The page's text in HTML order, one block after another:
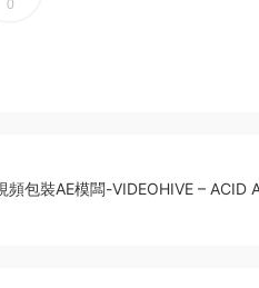
0
頻包裝AE模闆-VIDEOHIVE – ACID